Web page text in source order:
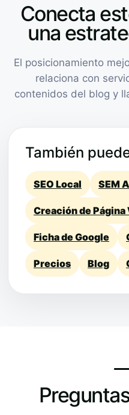
Conecta
una
El posicionamiento
relaciona con
contenidos del blog y
También
SEO Local SEM
Creación de Página
Ficha de Google
Precios Blog